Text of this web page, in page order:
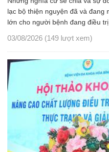
lạc bộ thiện nguyện đã và đang
lớn cho người bệnh đang điều
03/08/2026 (149 lượt xem)